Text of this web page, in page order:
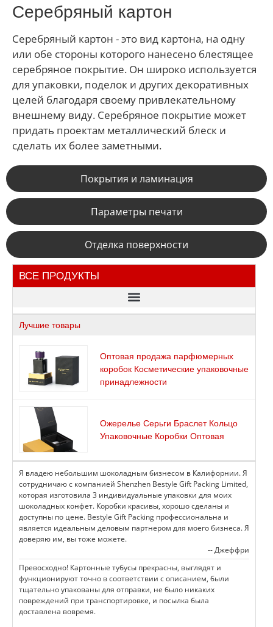
ВСЕ ПРОДУКТЫ
Лучшие товары
Оптовая продажа парфюмерных
коробок Косметические упаковочные
принадлежности
Ожерелье Серьги Браслет Кольцо
Упаковочные Коробки Оптовая
Я владею небольшим шоколадным бизнесом в Калифорнии. Я
сотрудничаю с компанией Shenzhen Bestyle Gift Packing Limited,
которая изготовила 3 индивидуальные упаковки для моих
шоколадных конфет. Коробки красивы, хорошо сделаны и
доступны по цене. Bestyle Gift Packing профессиональна и
является идеальным деловым партнером для моего бизнеса. Я
доверяю им, вы тоже можете.
-- Джеффри
Превосходно! Картонные тубусы прекрасны, выглядят и
функционируют точно в соответствии с описанием, были
тщательно упакованы для отправки, не было никаких
повреждений при транспортировке, и посылка была
доставлена вовремя.
Покрытия и ламинация
Параметры печати
Отделка поверхности
Серебряный картон
Серебряный картон - это вид картона, на одну
или обе стороны которого нанесено блестящее
серебряное покрытие. Он широко используется
для упаковки, поделок и других декоративных
целей благодаря своему привлекательному
внешнему виду. Серебряное покрытие может
придать проектам металлический блеск и
сделать их более заметными.